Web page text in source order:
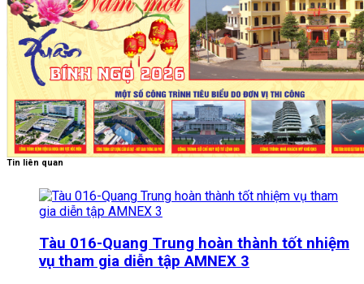
Tin liên quan
Tàu 016-Quang Trung hoàn thành tốt nhiệm
vụ tham gia diễn tập AMNEX 3